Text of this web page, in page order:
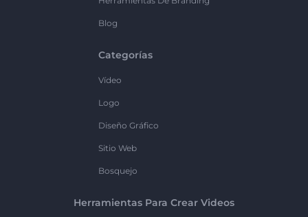
Blog
Categorías
Vídeo
Logo
Diseño Gráfico
Sitio Web
Bosquejo
Herramientas Para Crear Videos